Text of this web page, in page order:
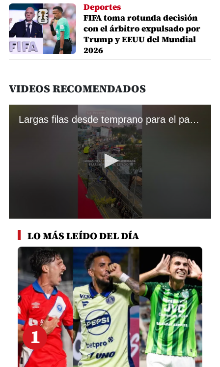
Deportes
FIFA toma rotunda decisión
con el árbitro expulsado por
Trump y EEUU del Mundial
2026
VIDEOS RECOMENDADOS
Largas filas desde temprano para el partido inaugural del Mundial 2026
seconds
seconds
LO MÁS LEÍDO DEL DÍA
1